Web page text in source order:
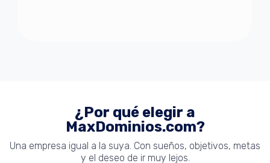
¿Por qué elegir a
MaxDominios.com?
Una empresa igual a la suya. Con sueños, objetivos, metas
y el deseo de ir muy lejos.